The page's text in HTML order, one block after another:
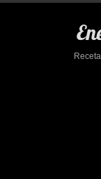
Saltar